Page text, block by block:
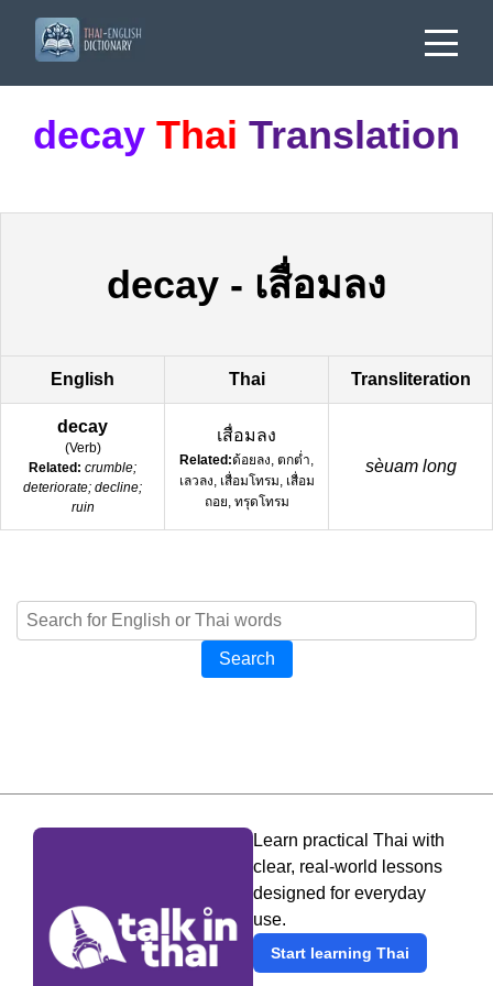
decay Thai Translation
decay - เสื่อมลง
English Thai Transliteration
decay
(Verb)
Related: crumble;
deteriorate; decline;
ruin
เสื่อมลง
Related:ด้อยลง, ตกต่ำ,
เลวลง, เสื่อมโทรม, เสื่อม
ถอย, ทรุดโทรม
sèuam long
Search
Learn practical Thai with
clear, real-world lessons
designed for everyday
use.
Start learning Thai